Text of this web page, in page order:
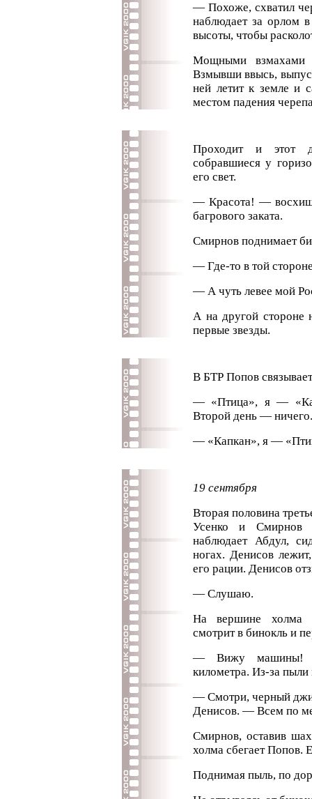
— Похоже, схватил
наблюдает за орлом
высоты, чтобы
Мощными взмахами
Взмывши ввысь,
ней летит к земле и
местом падения
Проходит и этот
собравшиеся у
его свет.
— Красота! —
багрового заката.
Смирнов поднимает
— Где-то в той
— А чуть левее мой
А на другой стороне
первые звезды.
В БТР Попов
— «Птица», я —
Второй день —
— «Капкан», я —
19 сентября
Вторая половина
Усенко и Смирнов
наблюдает Абдул,
ногах. Денисов
его рации. Денисов
— Слушаю.
На вершине холма
смотрит в бинокль и
— Вижу машины!
километра. Из-за
— Смотри, черный
Денисов. — Всем по
Смирнов, оставив
холма сбегает Попов.
Поднимая пыль, по